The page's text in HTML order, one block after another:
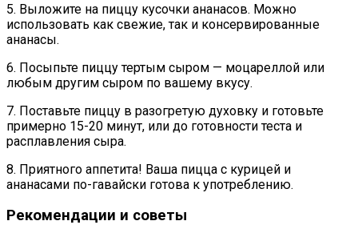
5. Выложите на пиццу кусочки ананасов. Можно
использовать как свежие, так и консервированные
ананасы.
6. Посыпьте пиццу тертым сыром — моцареллой или
любым другим сыром по вашему вкусу.
7. Поставьте пиццу в разогретую духовку и готовьте
примерно 15-20 минут, или до готовности теста и
расплавления сыра.
8. Приятного аппетита! Ваша пицца с курицей и
ананасами по-гавайски готова к употреблению.
Рекомендации и советы